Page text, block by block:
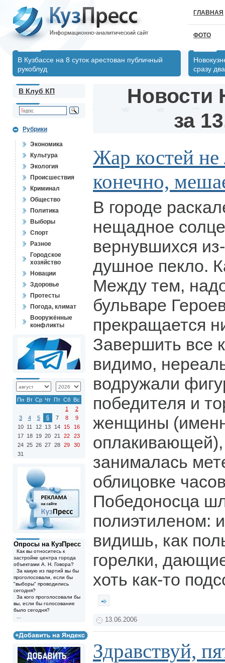
ГЛАВНАЯ
ФОТО
В Кузбассе на 8 суток арестован публичный
рукоблуд
сразу
В Клуб КП
Рубрики
Экономика
Культура
Экология
Происшествия
Криминал
Общество
Политика
Выборы
Спорт
Разное
Городское
хозяйство
Новации
Здоровье
Протесты
Погода, климат
Вооружённые
конфликты
Пн Вт Ср Чт Пт Сб Вс
1
2
3
4 5 6 7 8
9
10 11 12 13 14 15
16
17 18 19 20 21 22
23
24 25 26 27 28 29
30
31
Опросы на КузПресс
Как вы относитесь к
застройке центра города
объектами А. Н. Говора?
За какую из партий вы бы
проголосовали, если бы
"выборы" проводились
сегодня?
За кого проголосовали бы
вы, если бы голосование
было сегодня?
Новости
за
Жар костей не
конечно,
В городе
нещадное
вернувшихся
душное пекло.
Между тем,
бульваре
прекращается
Завершить все
видимо,
водружали
победителя и
женщины
занималась
облицовке
Победоносца
полиэтиленом:
видишь, как
горелки,
хоть как-то
13.06.2006
Здравствуй,